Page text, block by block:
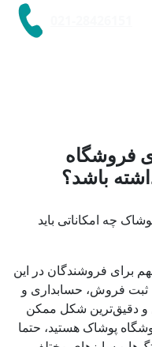
فروشگاه
باشد؟
چه امکاناتی باید
برای فروشندگان در این
ثبت فروش، حسابداری و
و دقیق‌ترین شکل ممکن
پوشاک هستید، حتما